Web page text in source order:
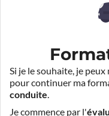
Si je le souhaite, je
pour continuer ma
conduite.
Je commence par l'